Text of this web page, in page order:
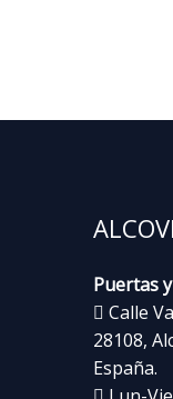
Puertas
Calle
28108,
España.